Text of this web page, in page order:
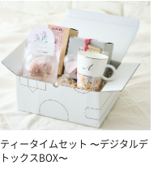
ティータイムセット 〜デジタルデ
トックスBOX〜